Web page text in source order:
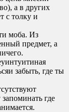
а в других
с толку и
моба. Из
предмет, а
забыть, где ты
где